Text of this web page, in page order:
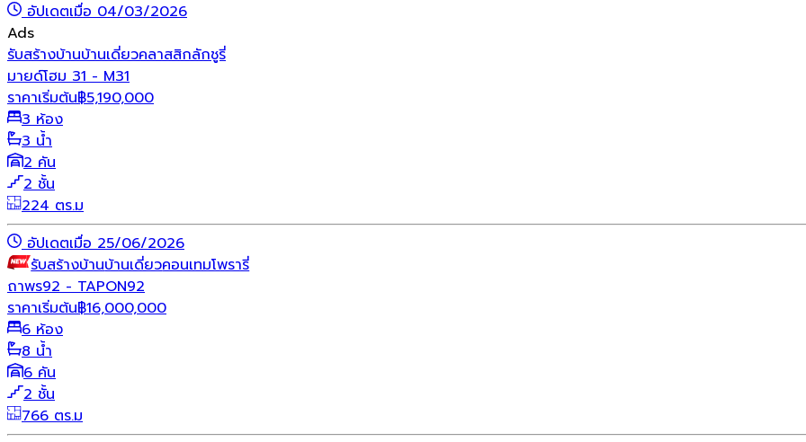
อัปเดตเมื่อ 04/03/2026
Ads
รับสร้างบ้านบ้านเดี่ยวคลาสสิกลักชูรี่
มายด์โฮม 31 - M31
ราคาเริ่มต้น฿5,190,000
3 ห้อง
3 น้ำ
2 คัน
2 ชั้น
224 ตร.ม
อัปเดตเมื่อ 25/06/2026
รับสร้างบ้านบ้านเดี่ยวคอนเทมโพรารี่
ถาพร92 - TAPON92
ราคาเริ่มต้น฿16,000,000
6 ห้อง
8 น้ำ
6 คัน
2 ชั้น
766 ตร.ม